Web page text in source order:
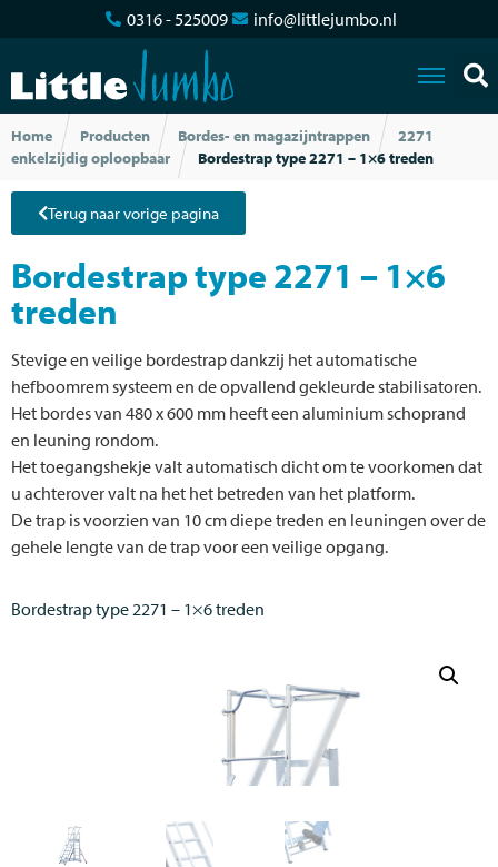
0316 - 525009 info@littlejumbo.nl
Home Producten Bordes- en magazijntrappen
2271
enkelzijdig oploopbaar
Bordestrap type 2271 – 1×6 treden
Terug naar vorige pagina
Bordestrap type 2271 – 1×6
treden
Stevige en veilige bordestrap dankzij het automatische
hefboomrem systeem en de opvallend gekleurde stabilisatoren.
Het bordes van 480 x 600 mm heeft een aluminium schoprand
en leuning rondom.
Het toegangshekje valt automatisch dicht om te voorkomen dat
u achterover valt na het het betreden van het platform.
De trap is voorzien van 10 cm diepe treden en leuningen over de
gehele lengte van de trap voor een veilige opgang.
Bordestrap type 2271 – 1×6 treden